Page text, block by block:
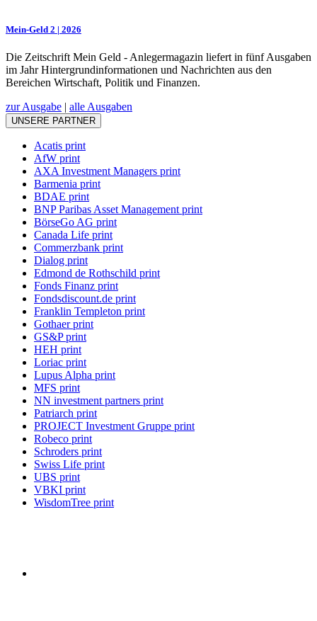
Mein-Geld 2 | 2026
Die Zeitschrift Mein Geld - Anlegermagazin liefert in fünf Ausgaben
im Jahr Hintergrundinformationen und Nachrichten aus den
Bereichen Wirtschaft, Politik und Finanzen.
zur Ausgabe | alle Ausgaben
UNSERE PARTNER
Acatis print
AfW print
AXA Investment Managers print
Barmenia print
BDAE print
BNP Paribas Asset Management print
BörseGo AG print
Canada Life print
Commerzbank print
Dialog print
Edmond de Rothschild print
Fonds Finanz print
Fondsdiscount.de print
Franklin Templeton print
Gothaer print
GS&P print
HEH print
Loriac print
Lupus Alpha print
MFS print
NN investment partners print
Patriarch print
PROJECT Investment Gruppe print
Robeco print
Schroders print
Swiss Life print
UBS print
VBKI print
WisdomTree print